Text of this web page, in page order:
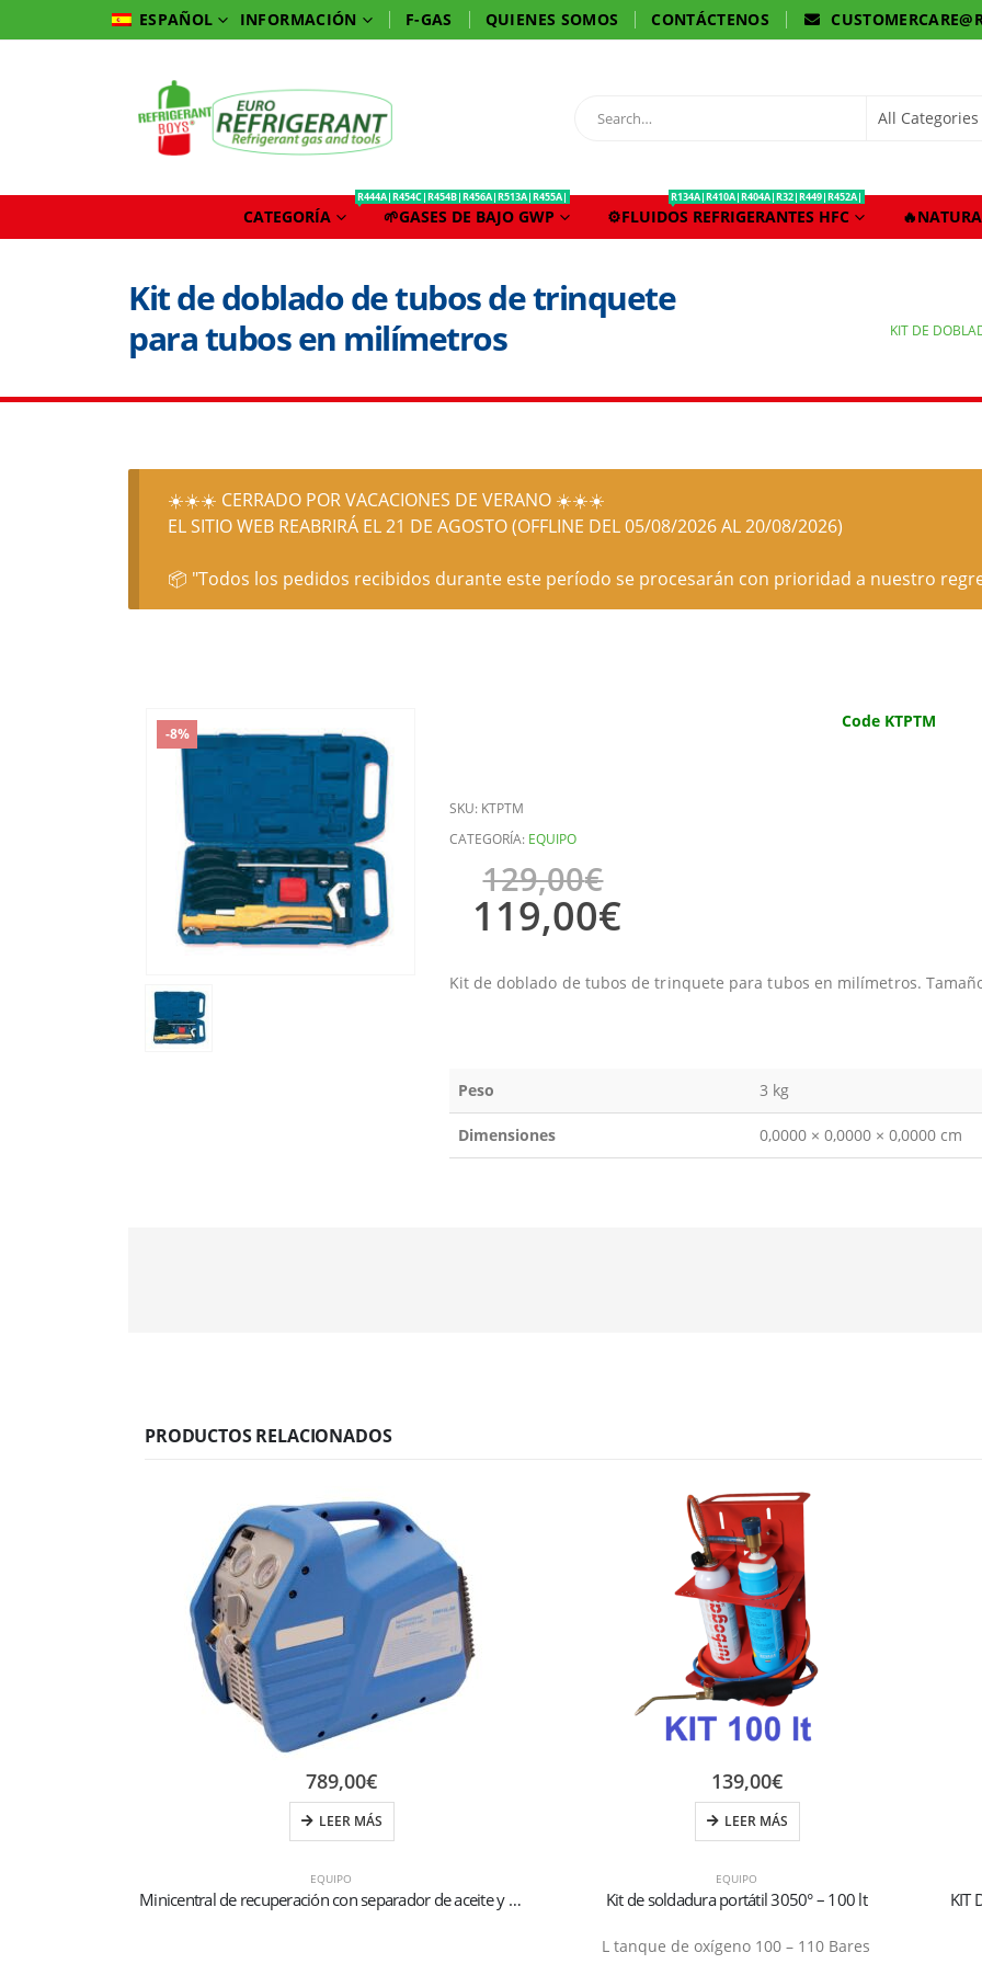
ESPAÑOL INFORMACIÓN F-GAS QUIENES SOMOS CONTÁCTENOS
CATEGORÍA 🌱GASES DE BAJO GWP
R444A|R454C|R454B|R456A|R513A|R455A|
⚙️FLUIDOS REFRIGERANTES HFC
R134A|R410A|R404A|R32|R449|R452A|
Kit de doblado de tubos de trinquete
para tubos en milímetros
KIT DE
☀️☀️☀️ CERRADO POR VACACIONES DE VERANO ☀️☀️☀️
EL SITIO WEB REABRIRÁ EL 21 DE AGOSTO (OFFLINE DEL 05/08/2026 AL 20/08/2026)
📦 "Todos los pedidos recibidos durante este período se procesarán con prioridad a nuestro
-8%
Code KTPTM
SKU: KTPTM
CATEGORÍA: EQUIPO
129,00€
119,00€
Kit de doblado de tubos de trinquete para tubos en milímetros.
Peso 3 kg
Dimensiones 0,0000 × 0,0000 × 0,0000 cm
PRODUCTOS RELACIONADOS
EQUIPO
Minicentral de recuperación con separador de aceite y destilador
789,00€
LEER MÁS
EQUIPO
Kit de soldadura portátil 3050° – 100 lt
L tanque de oxígeno 100 – 110 Bares
139,00€
LEER MÁS